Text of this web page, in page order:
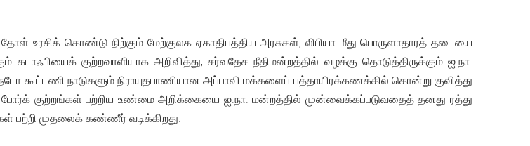
கொண்டு நிற்கும் மேற்குலக ஏகாதிபத்திய அரசுகள், லிபியா மீது பொருளாதாரத் தடையை
குற்றவாளியாக அறிவித்து, சர்வதேச நீதிமன்றத்தில் வழக்கு தொடுத்திருக்கும் ஐ.நா.
கூட்டணி நாடுகளும் நிராயுதபாணியான அப்பாவி மக்களைப் பத்தாயிரக்கணக்கில் கொன்று குவித்து
போர்க் குற்றங்கள் பற்றிய உண்மை அறிக்கையை ஐ.நா. மன்றத்தில் முன்வைக்கப்படுவதைத் தனது ரத்து
பற்றி முதலைக் கண்ணீர் வடிக்கிறது.